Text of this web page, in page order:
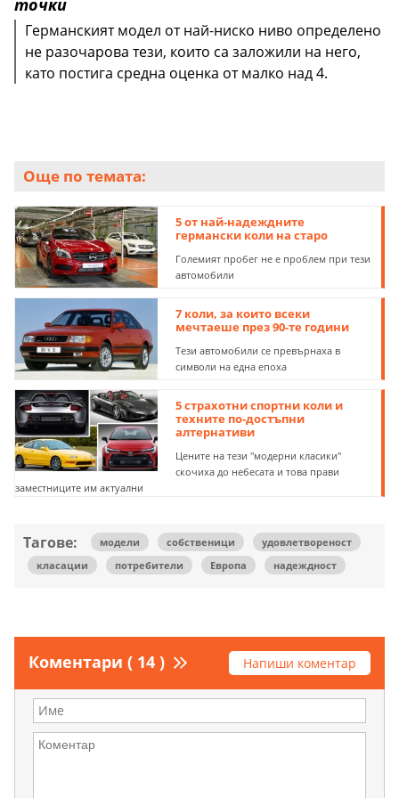
точки
Германският модел от най-ниско ниво определено
не разочарова тези, които са заложили на него,
като постига средна оценка от малко над 4.
Още по темата:
5 от най-надеждните
германски коли на старо
Големият пробег не е проблем при тези
автомобили
7 коли, за които всеки
мечтаеше през 90-те години
Тези автомобили се превърнаха в
символи на една епоха
5 страхотни спортни коли и
техните по-достъпни
алтернативи
Цените на тези "модерни класики"
скочиха до небесата и това прави
заместниците им актуални
Тагове: модели собственици
удовлетвореност
класации
потребители Европа надеждност
Коментари ( 14 ) Напиши коментар